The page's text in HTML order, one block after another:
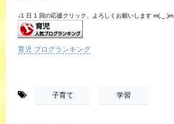
↓1 日 1 回の応援クリック、よろしくお願いします m(._.)m
育児 ブログランキング
子育て 学習